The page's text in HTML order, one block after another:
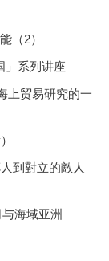
（2）
」系列讲座
上贸易研究的一
到對立的敵人
海域亚洲